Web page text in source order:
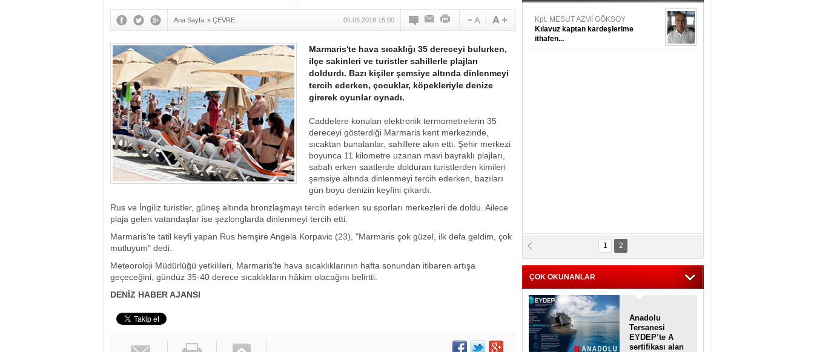
Ana Sayfa » ÇEVRE 05.05.2018 15:00
Marmaris'te hava sıcaklığı 35 dereceyi bulurken,
ilçe sakinleri ve turistler sahillerle plajları
doldurdı. Bazı kişiler şemsiye altında dinlenmeyi
tercih ederken, çocuklar, köpekleriyle denize
girerek oyunlar oynadı.
Caddelere konulan elektronik termometrelerin 35
dereceyi gösterdiği Marmaris kent merkezinde,
sıcaktan bunalanlar, sahillere akın etti. Şehir merkezi
boyunca 11 kilometre uzanan mavi bayraklı plajları,
sabah erken saatlerde dolduran turistlerden kimileri
şemsiye altında dinlenmeyi tercih ederken, bazıları
gün boyu denizin keyfini çıkardı.
Rus ve İngiliz turistler, güneş altında bronzlaşmayı tercih ederken su sporları merkezleri de doldu. Ailece
plaja gelen vatandaşlar ise şezlonglarda dinlenmeyi tercih etti.
Marmaris'te tatil keyfi yapan Rus hemşire Angela Korpavic (23), "Marmaris çok güzel, ilk defa geldim, çok
mutluyum" dedi.
Meteoroloji Müdürlüğü yetkilileri, Marmaris'te hava sıcaklıklarının hafta sonundan itibaren artışa
geçeceğini, gündüz 35-40 derece sıcaklıkların hâkim olacağını belirtti.
DENİZ HABER AJANSI
Kpt. MESUT AZMİ GÖKSOY
Kılavuz kaptan kardeşlerime
ithafen...
1 2
ÇOK OKUNANLAR
Anadolu
Tersanesi
EYDEP’te A
sertifikası alan